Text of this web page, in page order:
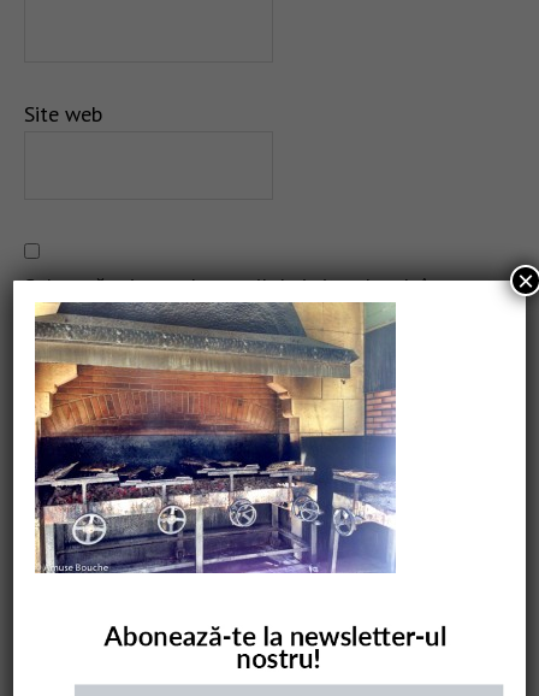
Site web
Salvează-mi numele, emailul și site-ul web în acest
navigator pentru data viitoare când o să comentez.
CAUTARE
COMANDĂ CARTEA NOASTRĂ
×